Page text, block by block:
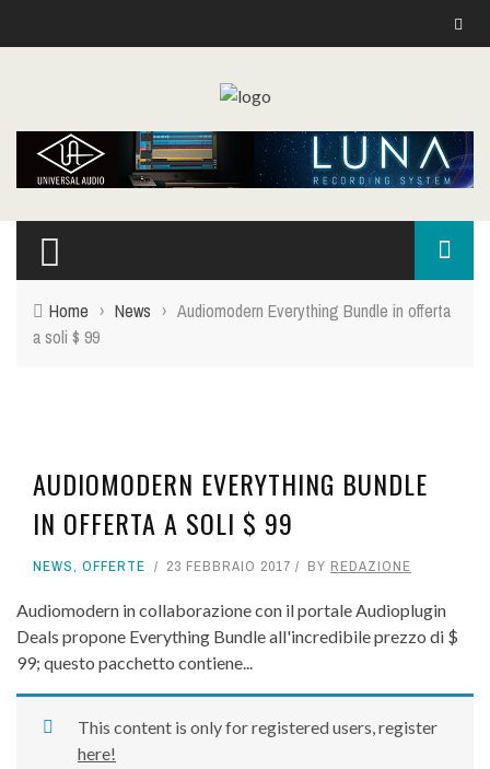
Home › News › Audiomodern Everything Bundle in offerta
a soli $ 99
AUDIOMODERN EVERYTHING BUNDLE
IN OFFERTA A SOLI $ 99
NEWS, OFFERTE 23 FEBBRAIO 2017 BY REDAZIONE
Audiomodern in collaborazione con il portale Audioplugin
Deals propone Everything Bundle all'incredibile prezzo di $
99; questo pacchetto contiene...
This content is only for registered users, register
here!